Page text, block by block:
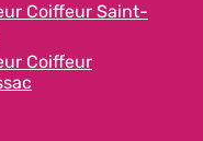
Coiffeur Saint-
Coiffeur